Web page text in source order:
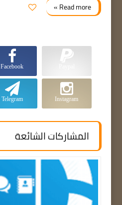
Read more »
Facebook
Instagram
Telegram
المشاركات الشائعة